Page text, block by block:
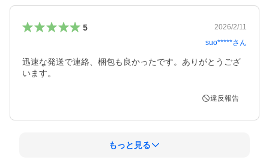
5
2026/2/11
suo*****さん
迅速な発送で連絡、梱包も良かったです。ありがとうござ
います。
違反報告
もっと見る